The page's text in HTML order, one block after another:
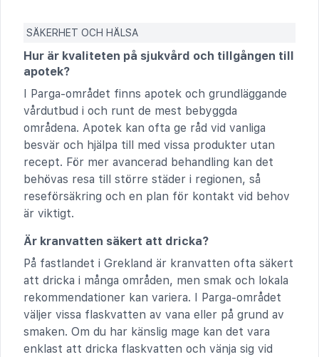
SÄKERHET OCH HÄLSA
Hur är kvaliteten på sjukvård och tillgången till
apotek?
I Parga-området finns apotek och grundläggande
vårdutbud i och runt de mest bebyggda
områdena. Apotek kan ofta ge råd vid vanliga
besvär och hjälpa till med vissa produkter utan
recept. För mer avancerad behandling kan det
behövas resa till större städer i regionen, så
reseförsäkring och en plan för kontakt vid behov
är viktigt.
Är kranvatten säkert att dricka?
På fastlandet i Grekland är kranvatten ofta säkert
att dricka i många områden, men smak och lokala
rekommendationer kan variera. I Parga-området
väljer vissa flaskvatten av vana eller på grund av
smaken. Om du har känslig mage kan det vara
enklast att dricka flaskvatten och vänja sig vid